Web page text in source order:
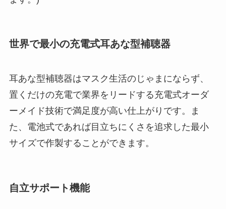
世界で最小の充電式耳あな型補聴器
耳あな型補聴器はマスク生活のじゃまにならず、
置くだけの充電で業界をリードする充電式オーダ
ーメイド技術で満足度が高い仕上がりです。ま
た、電池式であれば目立ちにくさを追求した最小
サイズで作製することができます。
自立サポート機能